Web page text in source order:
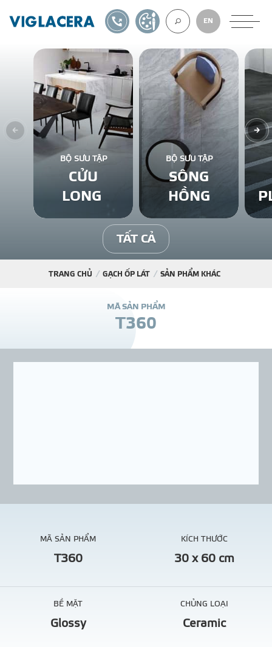
VỀ CHÚNG
GẠCH ỐP LÁT
BÊ TÔNG KHÍ
NGÓI LỢP
THƯ
EN
1900561582TỰ THIẾT KẾ
BỘ SƯU TẬP
CỬU
LONG
BỘ SƯU TẬP
SÔNG
HỒNG
TẤT CẢ
TRANG CHỦ GẠCH ỐP LÁT SẢN PHẨM KHÁC
MÃ SẢN PHẨM
T360
MÃ SẢN PHẨM
T360
KÍCH THƯỚC
30 x 60 cm
BỀ MẶT
Glossy
CHỦNG LOẠI
Ceramic